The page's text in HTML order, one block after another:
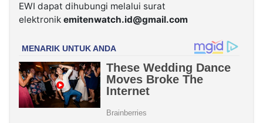
EWI dapat dihubungi melalui surat
elektronik emitenwatch.id@gmail.com